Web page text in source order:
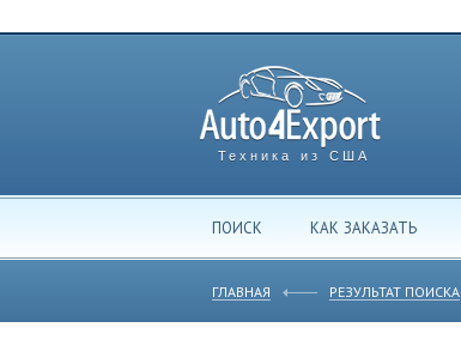
Техника из США
ПОИСК КАК ЗАКАЗАТЬ
ГЛАВНАЯ РЕЗУЛЬТАТ ПОИСКА